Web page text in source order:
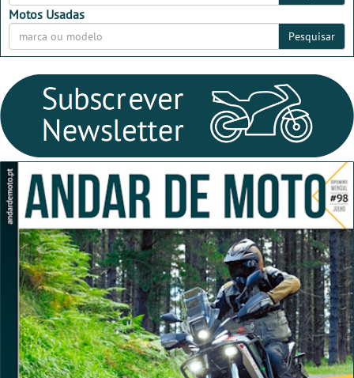
Motos Usadas
Pesquisar